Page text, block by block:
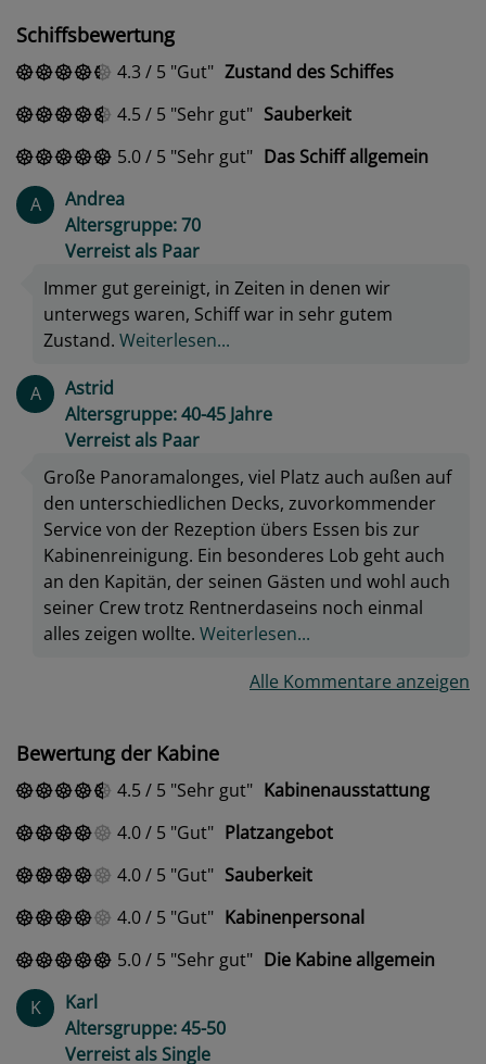
Schiffsbewertung
4.3 / 5 Gut
Zustand des Schiffes
4.5/ 5 Sehr gut
Sauberkeit
5.0/ 5 Sehr gut
Das Schiff allgemein
A
Andrea
Altersgruppe: 70
Verreist als Paar
Immer gut gereinigt, in Zeiten in denen wir
unterwegs waren, Schiff war in sehr gutem
Zustand. Weiterlesen...
A
Astrid
Altersgruppe: 40-45 Jahre
Verreist als Paar
Große Panoramalonges, viel Platz auch außen auf
den unterschiedlichen Decks, zuvorkommender
Service von der Rezeption übers Essen bis zur
Kabinenreinigung. Ein besonderes Lob geht auch
an den Kapitän, der seinen Gästen und wohl auch
seiner Crew trotz Rentnerdaseins noch einmal
alles zeigen wollte. Weiterlesen...
Alle Kommentare anzeigen
Bewertung der Kabine
4.5/ 5 Sehr gut
Kabinenausstattung
4.0/ 5 Gut
Platzangebot
4.0/ 5 Gut
Sauberkeit
4.0/ 5 Gut
Kabinenpersonal
5.0/ 5 Sehr gut
Die Kabine allgemein
K
Karl
Altersgruppe: 45-50
Verreist als Single